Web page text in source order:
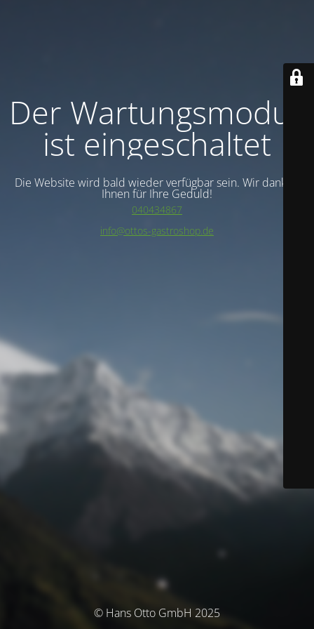
Der Wartungsmodus
ist eingeschaltet
Die Website wird bald wieder verfügbar sein. Wir danken
Ihnen für Ihre Geduld!
040434867
info@ottos-gastroshop.de
© Hans Otto GmbH 2025